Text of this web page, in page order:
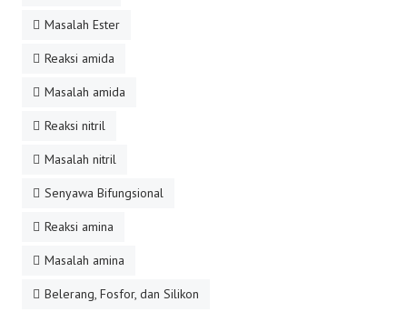
Masalah Ester
Reaksi amida
Masalah amida
Reaksi nitril
Masalah nitril
Senyawa Bifungsional
Reaksi amina
Masalah amina
Belerang, Fosfor, dan Silikon